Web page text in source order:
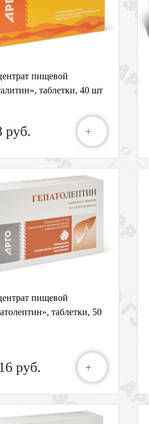
пищевой
таблетки, 40 шт
руб. +
пищевой
таблетки, 50
руб. +